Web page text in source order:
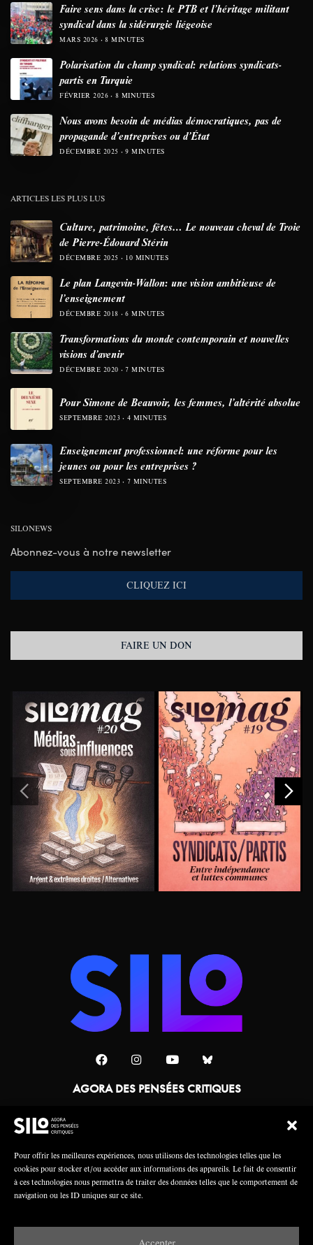
Pour offrir les meilleures expériences, nous utilisons des technologies telles que les
cookies pour stocker et/ou accéder aux informations des appareils. Le fait de consentir
à ces technologies nous permettra de traiter des données telles que le comportement de
navigation ou les ID uniques sur ce site.
Accepter
Faire sens dans la crise: le PTB et l’héritage militant
syndical dans la sidérurgie liégeoise
MARS 2026 8 MINUTES
Polarisation du champ syndical: relations syndicats-
partis en Turquie
FÉVRIER 2026 8 MINUTES
Nous avons besoin de médias démocratiques, pas de
propagande d’entreprises ou d’État
DÉCEMBRE 2025 9 MINUTES
ARTICLES LES PLUS LUS
Culture, patrimoine, fêtes… Le nouveau cheval de Troie
de Pierre-Édouard Stérin
DÉCEMBRE 2025 10 MINUTES
Le plan Langevin-Wallon: une vision ambitieuse de
l’enseignement
DÉCEMBRE 2018 6 MINUTES
Transformations du monde contemporain et nouvelles
visions d’avenir
DÉCEMBRE 2020 7 MINUTES
Pour Simone de Beauvoir, les femmes, l’altérité absolue
SEPTEMBRE 2023 4 MINUTES
Enseignement professionnel: une réforme pour les
jeunes ou pour les entreprises ?
SEPTEMBRE 2023 7 MINUTES
SILONEWS
Abonnez-vous à notre newsletter
CLIQUEZ ICI
FAIRE UN DON
AGORA DES PENSÉES CRITIQUES